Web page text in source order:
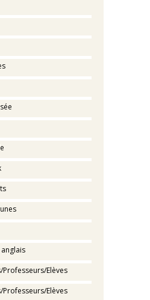
Professeurs/Elèves
Professeurs/Elèves